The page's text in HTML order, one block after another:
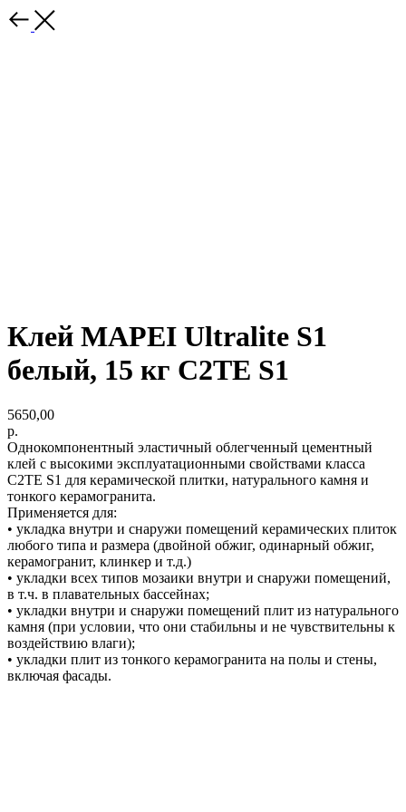
Клей MAPEI Ultralite S1
белый, 15 кг C2TE S1
5650,00
р.
Однокомпонентный эластичный облегченный цементный
клей с высокими эксплуатационными свойствами класса
C2TE S1 для керамической плитки, натурального камня и
тонкого керамогранита.
Применяется для:
• укладка внутри и снаружи помещений керамических плиток
любого типа и размера (двойной обжиг, одинарный обжиг,
керамогранит, клинкер и т.д.)
• укладки всех типов мозаики внутри и снаружи помещений,
в т.ч. в плавательных бассейнах;
• укладки внутри и снаружи помещений плит из натурального
камня (при условии, что они стабильны и не чувствительны к
воздействию влаги);
• укладки плит из тонкого керамогранита на полы и стены,
включая фасады.